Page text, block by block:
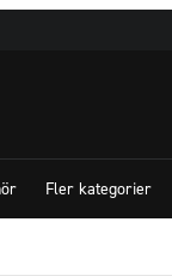
Fler kategorier